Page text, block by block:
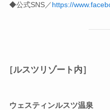
◆公式SNS／https://
［ルスツリゾート内］
ウェスティンルスツ温泉